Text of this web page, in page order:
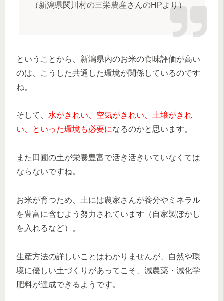
（新潟県関川村の三栄農産さんのHPより）
ということから、新潟県内のお米の食味評価が高い
のは、こうした共通した環境が関係しているのです
ね。
そして、 水がきれい、空気がきれい、土壌がきれ
い、といった環境も必要になるのかと思います。
また田圃の土が栄養豊富で活き活きいていなくては
ならないですね。
お米が育つため、土には農家さんが養分やミネラル
を豊富に含むよう努力されています（自家製ぼかし
を入れるなど）。
生産方法の詳しいことはわかりませんが、
自然や環
境に優しい土づくりがあってこそ、減農薬・減化学
肥料が達成できるようです。